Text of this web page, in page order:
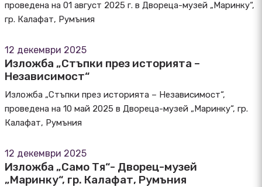
проведена на 01 август 2025 г. в Двореца-музей „Маринку“,
гр. Калафат, Румъния
12 декември 2025
Изложба „Стъпки през историята –
Независимост“
Изложба „Стъпки през историята – Независимост“,
проведена на 10 май 2025 в Двореца-музей „Маринку“, гр.
Калафат, Румъния
12 декември 2025
Изложба „Само Тя“- Дворец-музей
„Маринку“, гр. Калафат, Румъния